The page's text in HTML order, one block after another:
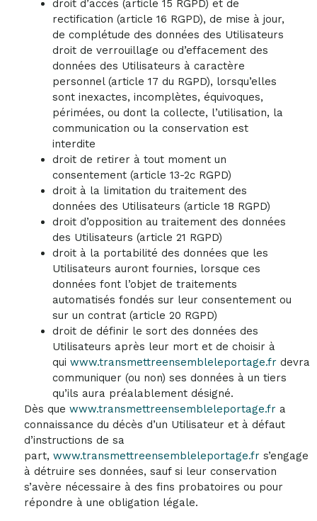
droit d’accès (article 15 RGPD) et de
rectification (article 16 RGPD), de mise à jour,
de complétude des données des Utilisateurs
droit de verrouillage ou d’effacement des
données des Utilisateurs à caractère
personnel (article 17 du RGPD), lorsqu’elles
sont inexactes, incomplètes, équivoques,
périmées, ou dont la collecte, l’utilisation, la
communication ou la conservation est
interdite
droit de retirer à tout moment un
consentement (article 13-2c RGPD)
droit à la limitation du traitement des
données des Utilisateurs (article 18 RGPD)
droit d’opposition au traitement des données
des Utilisateurs (article 21 RGPD)
droit à la portabilité des données que les
Utilisateurs auront fournies, lorsque ces
données font l’objet de traitements
automatisés fondés sur leur consentement ou
sur un contrat (article 20 RGPD)
droit de définir le sort des données des
Utilisateurs après leur mort et de choisir à
qui www.transmettreensembleleportage.frdevra
communiquer (ou non) ses données à un tiers
qu’ils aura préalablement désigné.
Dès que www.transmettreensembleleportage.fra
connaissance du décès d’un Utilisateur et à défaut
d’instructions de sa
part, www.transmettreensembleleportage.frs’engage
à détruire ses données, sauf si leur conservation
s’avère nécessaire à des fins probatoires ou pour
répondre à une obligation légale.